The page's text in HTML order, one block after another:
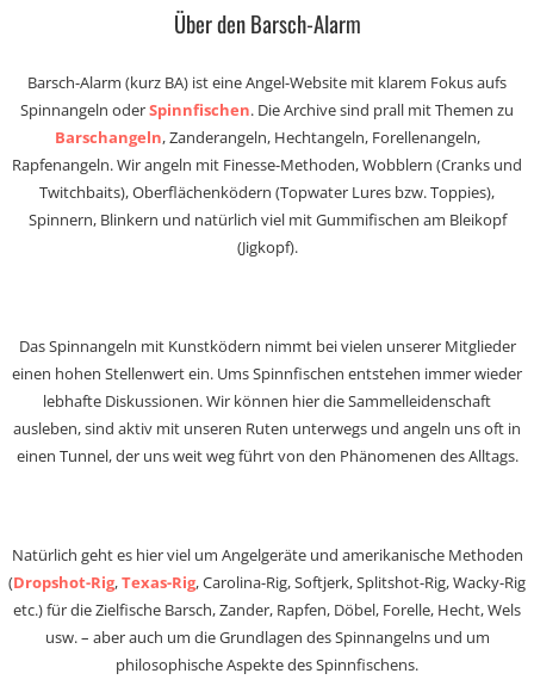
Über den Barsch-Alarm
Barsch-Alarm (kurz BA) ist eine Angel-Website mit klarem Fokus aufs
Spinnangeln oderSpinnfischen. Die Archive sind prall mit Themen zu
Barschangeln, Zanderangeln, Hechtangeln, Forellenangeln,
Rapfenangeln. Wir angeln mit Finesse-Methoden, Wobblern (Cranks und
Twitchbaits), Oberflächenködern (Topwater Lures bzw. Toppies),
Spinnern, Blinkern und natürlich viel mit Gummifischen am Bleikopf
(Jigkopf).
Das Spinnangeln mit Kunstködern nimmt bei vielen unserer Mitglieder
einen hohen Stellenwert ein. Ums Spinnfischen entstehen immer wieder
lebhafte Diskussionen. Wir können hier die Sammelleidenschaft
ausleben, sind aktiv mit unseren Ruten unterwegs und angeln uns oft in
einen Tunnel, der uns weit weg führt von den Phänomenen des Alltags.
Natürlich geht es hier viel um Angelgeräte und amerikanische Methoden
(Dropshot-Rig,Texas-Rig, Carolina-Rig, Softjerk, Splitshot-Rig, Wacky-Rig
etc.) für die Zielfische Barsch, Zander, Rapfen, Döbel, Forelle, Hecht, Wels
usw. – aber auch um die Grundlagen des Spinnangelns und um
philosophische Aspekte des Spinnfischens.